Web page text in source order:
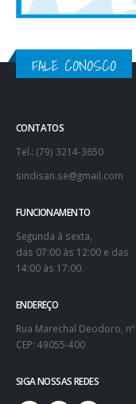
FALE CONOSCO
CONTATOS
Tel.: (79) 3214-3650
sindisan.se@gmail.com
FUNCIONAMENTO
Segunda à sexta,
das 07:00 às 12:00 e das
14:00 às 17:00.
ENDEREÇO
Rua Marechal Deodoro,
CEP: 49055-400
SIGA NOSSAS REDES